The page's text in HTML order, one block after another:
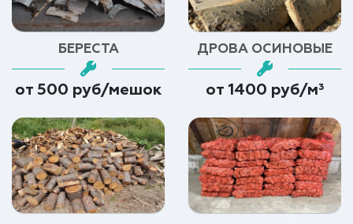
БЕРЕСТА
от 500 руб/мешок
ДРОВА ОСИНОВЫЕ
от 1400 руб/м³